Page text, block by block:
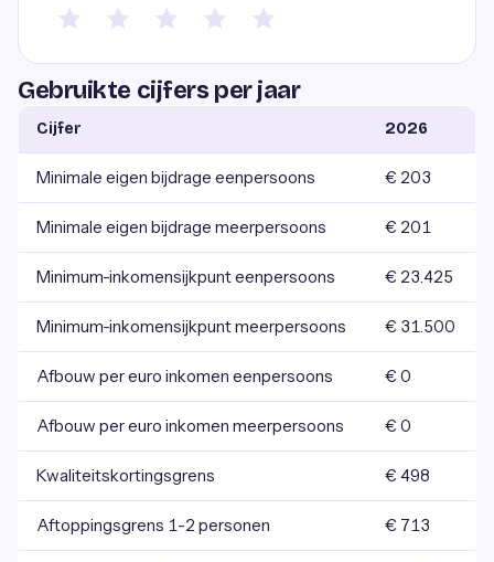
Gebruikte cijfers per jaar
Cijfer 2026
Minimale eigen bijdrage eenpersoons € 203
Minimale eigen bijdrage meerpersoons € 201
Minimum-inkomensijkpunt eenpersoons € 23.425
Minimum-inkomensijkpunt meerpersoons € 31.500
Afbouw per euro inkomen eenpersoons € 0
Afbouw per euro inkomen meerpersoons € 0
Kwaliteitskortingsgrens € 498
Aftoppingsgrens 1-2 personen € 713